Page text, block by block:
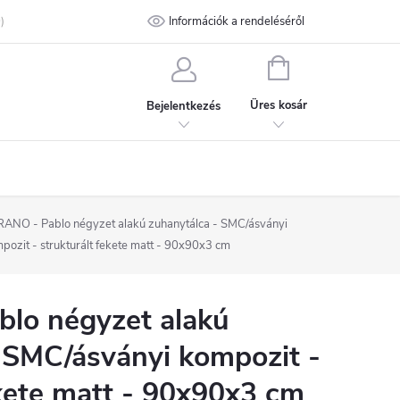
Szerződési Feltételek Adatvédelmi feltételek
Információk a rendeléséről
Bejelentkezés
KOSÁR
Üres kosár
- Pablo négyzet alakú zuhanytálca - SMC/ásványi
- strukturált fekete matt - 90x90x3 cm
négyzet alakú
ásványi kompozit -